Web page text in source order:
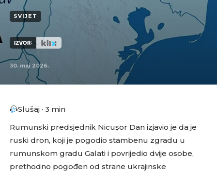
SVIJET
IZVOR:
30. maj 2026.
Slušaj · 3 min
Rumunski predsjednik Nicușor Dan izjavio je da je
ruski dron, koji je pogodio stambenu zgradu u
rumunskom gradu Galati i povrijedio dvije osobe,
prethodno pogođen od strane ukrajinske